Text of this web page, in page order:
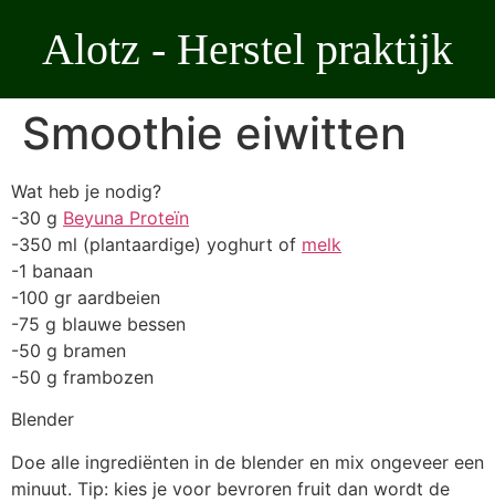
Alotz - Herstel praktijk
Smoothie eiwitten
Wat heb je nodig?
-30 g Beyuna Proteïn
-350 ml (plantaardige) yoghurt of melk
-1 banaan
-100 gr aardbeien
-75 g blauwe bessen
-50 g bramen
-50 g frambozen
Blender
Doe alle ingrediënten in de blender en mix ongeveer een
minuut. Tip: kies je voor bevroren fruit dan wordt de